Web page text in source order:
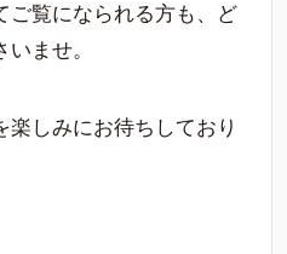
ご覧になられる方も、ど
ませ。
楽しみにお待ちしており